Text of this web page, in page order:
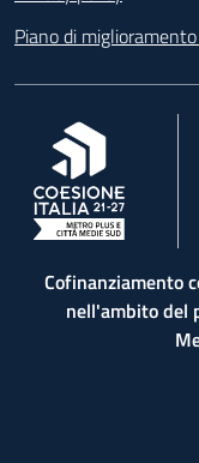
Piano di
, apre in una nuova
Cofinanziamento
nell'ambito del